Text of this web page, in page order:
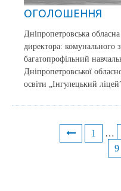
ОГОЛОШЕННЯ
Дніпропетровська
директора: комунального
багатопрофільний
Дніпропетровської
освіти „Інгулецький
1 …
9